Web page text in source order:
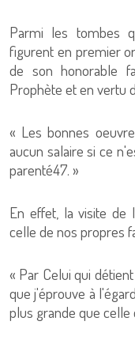
Parmi les tombes
figurent en premier
de son honorable
Prophète et en vertu
« Les bonnes
aucun salaire si ce
parenté47. »
En effet, la visite de
celle de nos propres
« Par Celui qui
que j'éprouve à
plus grande que